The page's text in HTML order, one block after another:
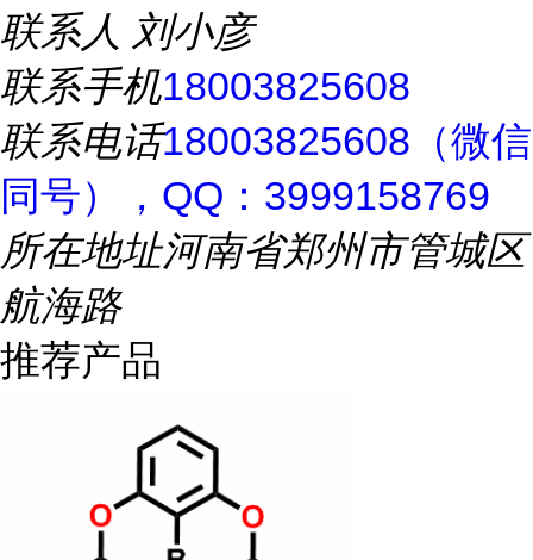
联系人 刘小彦
联系手机18003825608
联系电话18003825608（微信
同号），QQ：3999158769
所在地址河南省郑州市管城区
航海路
推荐产品